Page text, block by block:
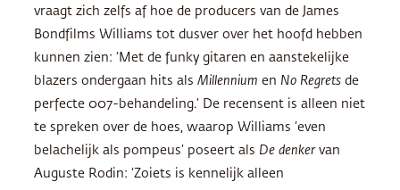
vraagt zich zelfs af hoe de producers van de James
Bondfilms Williams tot dusver over het hoofd hebben
kunnen zien: ‘Met de funky gitaren en aanstekelijke
blazers ondergaan hits als Millennium en No Regrets de
perfecte 007-behandeling.’ De recensent is alleen niet
te spreken over de hoes, waarop Williams ‘even
belachelijk als pompeus’ poseert als De denkervan
Auguste Rodin: ‘Zoiets is kennelijk alleen